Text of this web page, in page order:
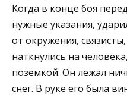
Когда в конце боя
нужные указания,
от окружения,
наткнулись на
поземкой. Он лежал
снег. В руке его была